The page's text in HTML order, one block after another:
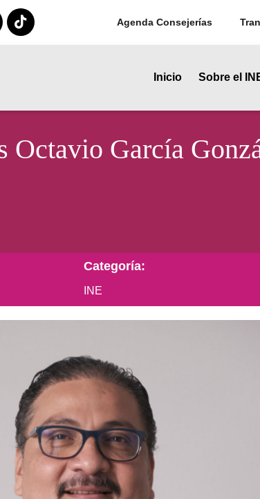
Agenda Consejerías
Inicio Sobre el
Octavio García
Categoría:
INE